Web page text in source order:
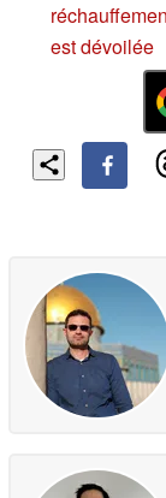
est dévoilée